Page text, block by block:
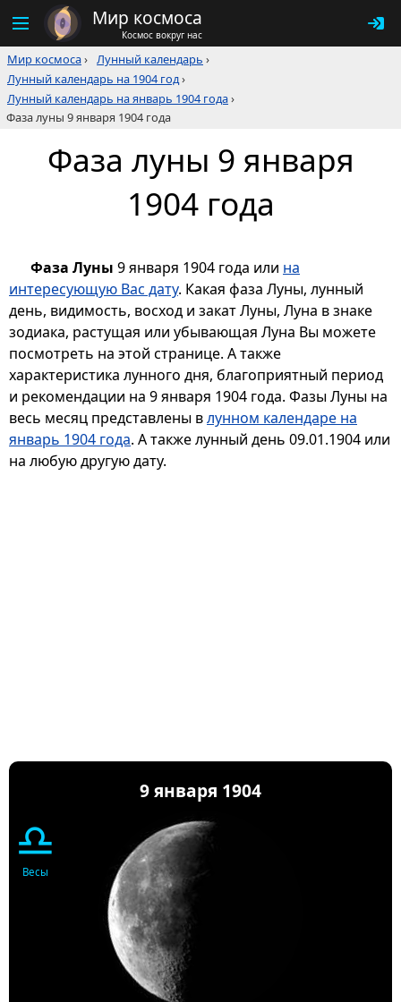
Мир космоса
Космос вокруг нас
Мир космоса› Лунный календарь ›
Лунный календарь на 1904 год›
Лунный календарь на январь 1904 года›
Фаза луны 9 января 1904 года
Фаза луны 9 января
1904 года
Фаза Луны 9 января 1904 года или на
интересующую Вас дату. Какая фаза Луны, лунный
день, видимость, восход и закат Луны, Луна в знаке
зодиака, растущая или убывающая Луна Вы можете
посмотреть на этой странице. А также
характеристика лунного дня, благоприятный период
и рекомендации на 9 января 1904 года. Фазы Луны на
весь месяц представлены влунном календаре на
январь 1904 года. А также лунный день 09.01.1904 или
на любую другую дату.
9 января 1904
♎
Весы